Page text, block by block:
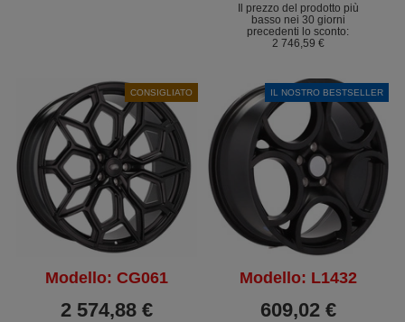
Il prezzo del prodotto più
basso nei 30 giorni
precedenti lo sconto:
2 746,59 €
CONSIGLIATO
Modello: CG061
2 574,88 €
IL NOSTRO BESTSELLER
Modello: L1432
609,02 €